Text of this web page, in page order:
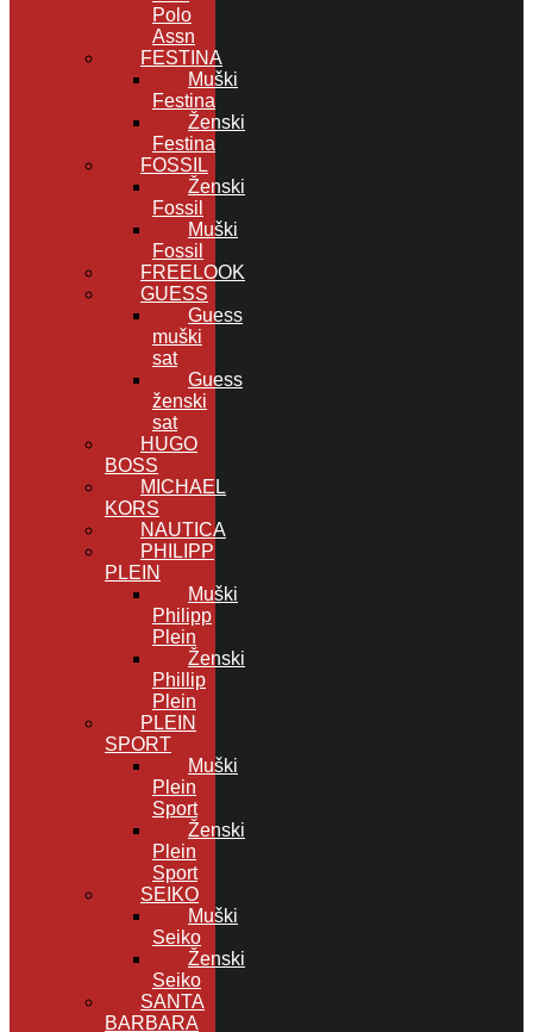
Polo
Assn
FESTINA
Muški
Festina
Ženski
Festina
FOSSIL
Ženski
Fossil
Muški
Fossil
FREELOOK
GUESS
Guess
muški
sat
Guess
ženski
sat
HUGO
BOSS
MICHAEL
KORS
NAUTICA
PHILIPP
PLEIN
Muški
Philipp
Plein
Ženski
Phillip
Plein
PLEIN
SPORT
Muški
Plein
Sport
Ženski
Plein
Sport
SEIKO
Muški
Seiko
Ženski
Seiko
SANTA
BARBARA